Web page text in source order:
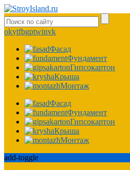
okytfbgptwinvk
Фасад
Фундамент
Гипсокартон
Крыша
Монтаж
Фасад
Фундамент
Гипсокартон
Крыша
Монтаж
add-toggle